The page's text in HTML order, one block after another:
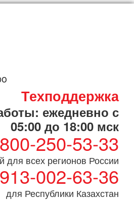
Техподдержка
ежедневно с
05:00 до 18:00 мск
250-53-33
для всех регионов России
002-63-36
для Республики Казахстан